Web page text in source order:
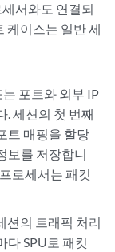
서와도 연결되
케이스는 일반 세
포트와 외부 IP
. 세션의 첫 번째
트 매핑을 할당
보를 저장합니
로세서는 패킷
션의 트래픽 처리
다 SPU로 패킷